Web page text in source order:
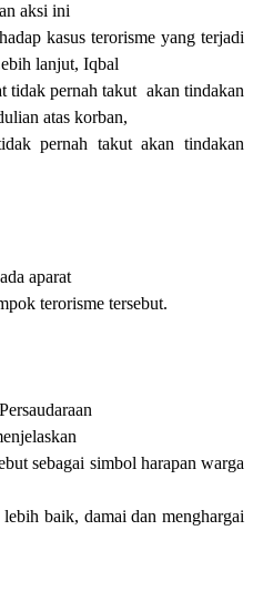
aksi ini
kasus terorisme yang terjadi
lanjut, Iqbal
tidak pernah takut akan tindakan
atas korban,
pernah takut akan tindakan
aparat
terorisme tersebut.
Persaudaraan
sebagai simbol harapan warga
baik, damai dan menghargai